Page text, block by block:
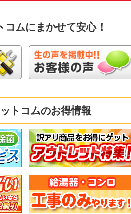
コムにまかせて安心！
トコムのお得情報